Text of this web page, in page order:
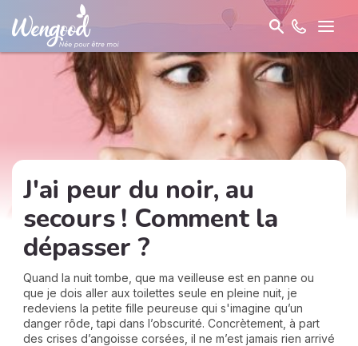
J'ai peur du noir, au
secours ! Comment la
dépasser ?
Quand la nuit tombe, que ma veilleuse est en panne ou
que je dois aller aux toilettes seule en pleine nuit, je
redeviens la petite fille peureuse qui s'imagine qu’un
danger rôde, tapi dans l’obscurité. Concrètement, à part
des crises d’angoisse corsées, il ne m’est jamais rien arrivé